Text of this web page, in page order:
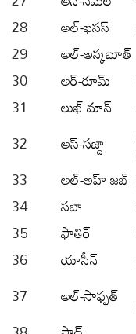
28
అల్-ఖసస్
29
అల్-అన్కబూత్
30
అర్-రూమ్
31
లుఖ్ మాన్
32
అస్-సజ్దా
33
అల్-అహ్ జబ్
34
సబా
35
ఫాతిర్
36
యాసీన్
37
అల్-సాఫ్ఫత్